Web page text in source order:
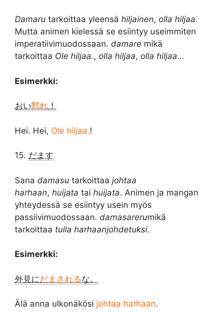
Damaru tarkoittaa yleensä hiljainen, olla hiljaa.
Mutta animen kielessä se esiintyy useimmiten
imperatiivimuodossaan. damare mikä
tarkoittaa Ole hiljaa., olla hiljaa, olla hiljaa…
Esimerkki:
おい黙れ ！
Hei. Hei, Ole hiljaa.!
15. だます
Sana damasu tarkoittaa johtaa
harhaan, huijata tai huijata. Animen ja mangan
yhteydessä se esiintyy usein myös
passiivimuodossaan. damasarerumikä
tarkoittaa tulla harhaanjohdetuksi.
Esimerkki:
外見にだまされるな。
Älä anna ulkonäkösi johtaa harhaan.